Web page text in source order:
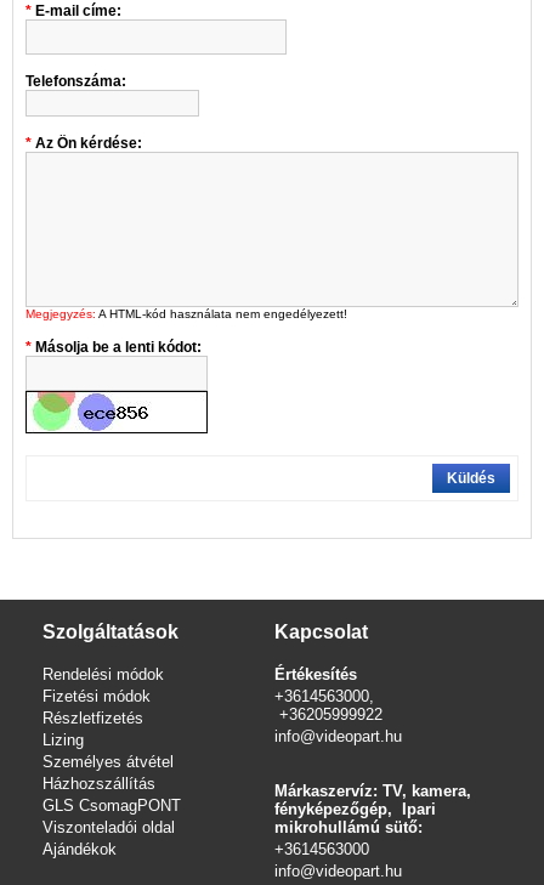
E-mail címe:
Telefonszáma:
Az Ön kérdése:
Megjegyzés: A HTML-kód használata nem engedélyezett!
Másolja be a lenti kódot:
Küldés
Szolgáltatások
Rendelési módok
Fizetési módok
Részletfizetés
Lizing
Személyes átvétel
Házhozszállítás
GLS CsomagPONT
Viszonteladói oldal
Ajándékok
Kapcsolat
Értékesítés
+3614563000,
+36205999922
info@videopart.hu
Márkaszervíz: TV, kamera,
fényképezőgép, Ipari
mikrohullámú sütő:
+3614563000
info@videopart.hu